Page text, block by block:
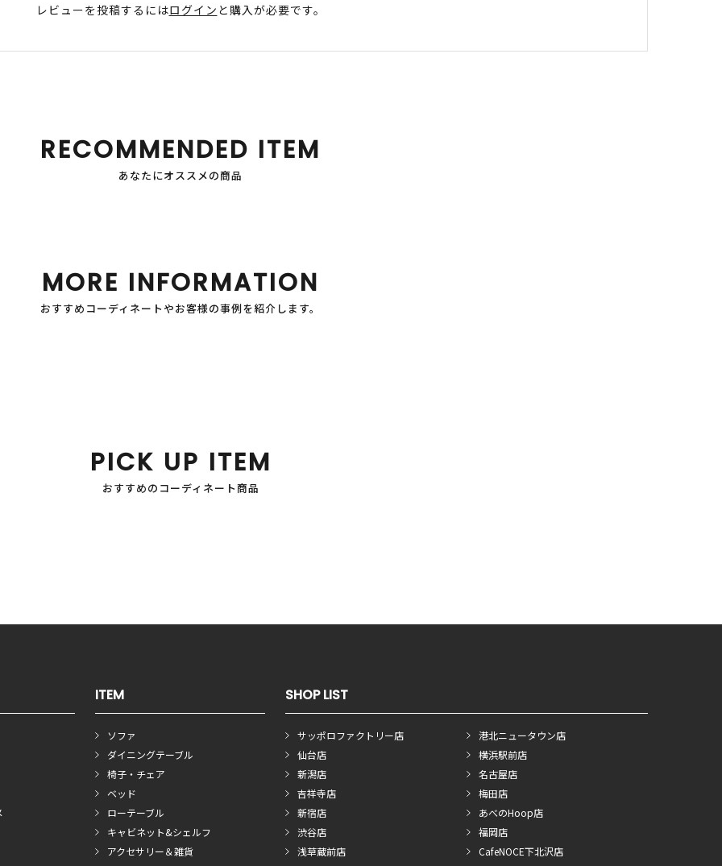
レビューを投稿するにはログイン と購入が必要です。
RECOMMENDED ITEM
あなたにオススメの商品
MORE INFORMATION
おすすめコーディネートやお客様の事例を紹介します。
PICK UP ITEM
おすすめのコーディネート商品
ITEM
ソファ
ダイニングテーブル
椅子・チェア
ベッド
ローテーブル
キャビネット&シェルフ
アクセサリー＆雑貨
SHOP LIST
サッポロファクトリー店
仙台店
新潟店
吉祥寺店
新宿店
渋谷店
浅草蔵前店
港北ニュータウン店
横浜駅前店
名古屋店
梅田店
あべのHoop店
福岡店
CafeNOCE下北沢店